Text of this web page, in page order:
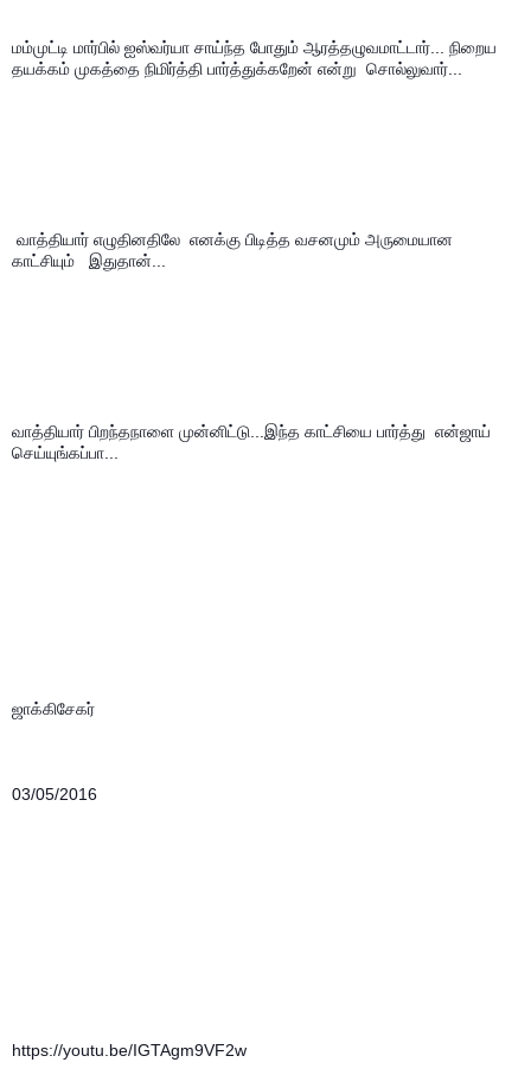
மம்முட்டி மார்பில் ஐஸ்வர்யா சாய்ந்த போதும் ஆரத்தழுவமாட்டார்... நிறைய
தயக்கம் முகத்தை நிமிர்த்தி பார்த்துக்கறேன் என்று  சொல்லுவார்...
காட்சியும்   இதுதான்...
வாத்தியார் பிறந்தநாளை முன்னிட்டு...இந்த காட்சியை பார்த்து  என்ஜாய்
செய்யுங்கப்பா...
ஜாக்கிசேகர்
03/05/2016
https://youtu.be/IGTAgm9VF2w